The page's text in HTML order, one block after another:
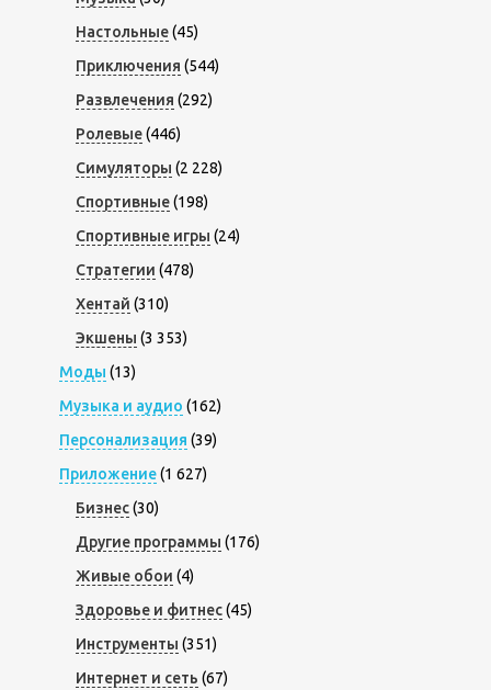
Настольные(45)
Приключения (544)
Развлечения (292)
Ролевые(446)
Симуляторы (2 228)
Спортивные(198)
Спортивные игры (24)
Стратегии (478)
Хентай (310)
Экшены (3 353)
Моды (13)
Музыка и аудио (162)
Персонализация (39)
Приложение(1 627)
Бизнес(30)
Другие программы (176)
Живые обои (4)
Здоровье и фитнес(45)
Инструменты (351)
Интернет и сеть (67)